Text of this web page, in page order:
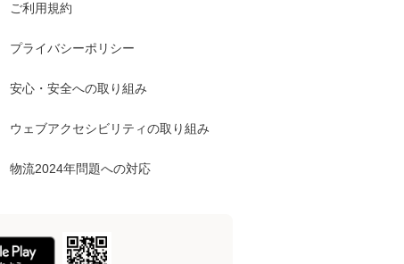
ご利用規約
プライバシーポリシー
安心・安全への取り組み
ウェブアクセシビリティの取り組み
物流2024年問題への対応